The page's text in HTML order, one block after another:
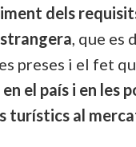
dels
, que es
preses i el fet
el país i en les
turístics al